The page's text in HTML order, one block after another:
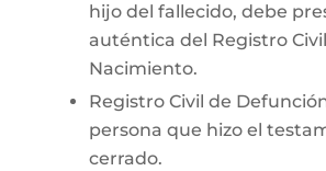
hijo del fallecido, debe
auténtica del Registro
Nacimiento.
Registro Civil de
persona que hizo el
cerrado.